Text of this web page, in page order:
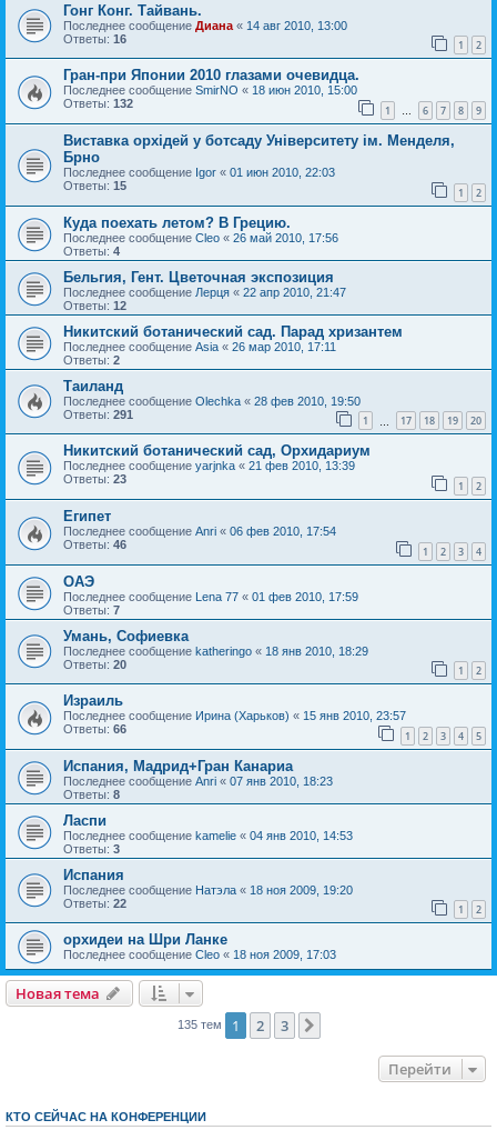
Гонг Конг. Тайвань.
Последнее сообщение Диана « 14 авг 2010, 13:00
Ответы: 16 1 2
Гран-при Японии 2010 глазами очевидца.
Последнее сообщение SmirNO « 18 июн 2010, 15:00
Ответы: 132 1 … 6 7 8 9
Виставка орхідей у ботсаду Університету ім. Менделя,
Брно
Последнее сообщение Igor « 01 июн 2010, 22:03
Ответы: 15 1 2
Куда поехать летом? В Грецию.
Последнее сообщение Cleo « 26 май 2010, 17:56
Ответы: 4
Бельгия, Гент. Цветочная экспозиция
Последнее сообщение Лерця « 22 апр 2010, 21:47
Ответы: 12
Никитский ботанический сад. Парад хризантем
Последнее сообщение Asia « 26 мар 2010, 17:11
Ответы: 2
Таиланд
Последнее сообщение Olechka « 28 фев 2010, 19:50
Ответы: 291 1 17 18 19 20
Никитский ботанический сад, Орхидариум
Последнее сообщение yarjnka « 21 фев 2010, 13:39
Ответы: 23 1 2
Египет
Последнее сообщение Anri « 06 фев 2010, 17:54
Ответы: 46 1 2 3 4
ОАЭ
Последнее сообщение Lena 77 « 01 фев 2010, 17:59
Ответы: 7
Умань, Софиевка
Последнее сообщение katheringo « 18 янв 2010, 18:29
Ответы: 20 1 2
Израиль
Последнее сообщение Ирина (Харьков) « 15 янв 2010, 23:57
Ответы: 66 1 2 3 4 5
Испания, Мадрид+Гран Канариа
Последнее сообщение Anri « 07 янв 2010, 18:23
Ответы: 8
Ласпи
Последнее сообщение kamelie « 04 янв 2010, 14:53
Ответы: 3
Испания
Последнее сообщение Натэла « 18 ноя 2009, 19:20
Ответы: 22 1 2
орхидеи на Шри Ланке
Последнее сообщение Cleo « 18 ноя 2009, 17:03
Новая тема
135 тем 1 2 3
Перейти
КТО СЕЙЧАС НА КОНФЕРЕНЦИИ